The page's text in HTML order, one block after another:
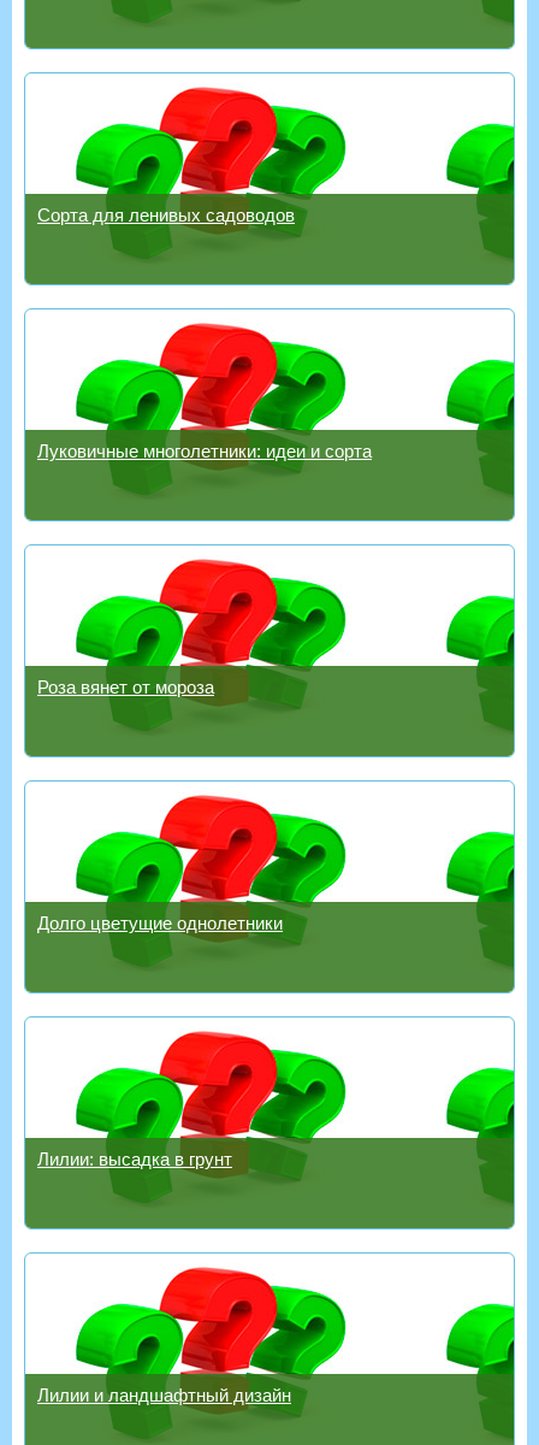
Сорта для ленивых садоводов
Луковичные многолетники: идеи и сорта
Роза вянет от мороза
Долго цветущие однолетники
Лилии: высадка в грунт
Лилии и ландшафтный дизайн